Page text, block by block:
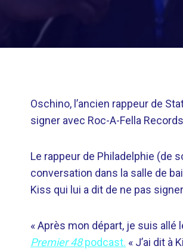
Oschino, l’ancien rappeur de
signer avec Roc-A-Fella
Le rappeur de Philadelphie (de
conversation dans la salle de
Kiss qui lui a dit de ne pas
« Après mon départ, je suis allé
Premier 48podcast. « J’ai dit à